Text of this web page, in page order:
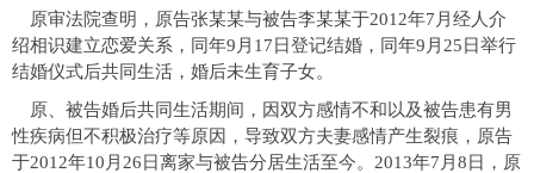
原审法院查明，原告张某某与被告李某某于2012年7月经人介
绍相识建立恋爱关系，同年9月17日登记结婚，同年9月25日举行
结婚仪式后共同生活，婚后未生育子女。
原、被告婚后共同生活期间，因双方感情不和以及被告患有男
性疾病但不积极治疗等原因，导致双方夫妻感情产生裂痕，原告
于2012年10月26日离家与被告分居生活至今。2013年7月8日，原